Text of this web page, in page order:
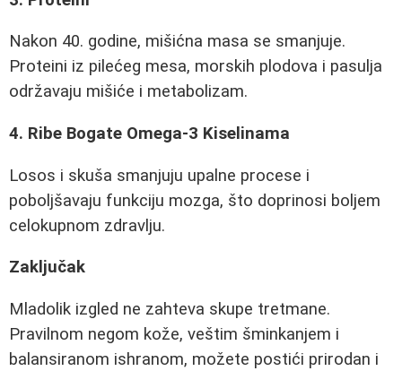
Nakon 40. godine, mišićna masa se smanjuje.
Proteini iz pilećeg mesa, morskih plodova i pasulja
održavaju mišiće i metabolizam.
4. Ribe Bogate Omega-3 Kiselinama
Losos i skuša smanjuju upalne procese i
poboljšavaju funkciju mozga, što doprinosi boljem
celokupnom zdravlju.
Zaključak
Mladolik izgled ne zahteva skupe tretmane.
Pravilnom negom kože, veštim šminkanjem i
balansiranom ishranom, možete postići prirodan i